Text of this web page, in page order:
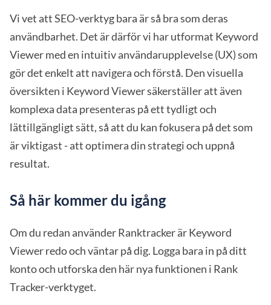
Vi vet att SEO-verktyg bara är så bra som deras
användbarhet. Det är därför vi har utformat Keyword
Viewer med en intuitiv användarupplevelse (UX) som
gör det enkelt att navigera och förstå. Den visuella
översikten i Keyword Viewer säkerställer att även
komplexa data presenteras på ett tydligt och
lättillgängligt sätt, så att du kan fokusera på det som
är viktigast - att optimera din strategi och uppnå
resultat.
Så här kommer du igång
Om du redan använder Ranktracker är Keyword
Viewer redo och väntar på dig. Logga bara in på ditt
konto och utforska den här nya funktionen i Rank
Tracker-verktyget.